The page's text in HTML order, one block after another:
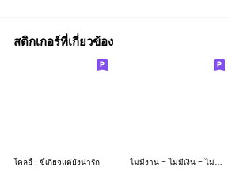
สติกเกอร์ที่เกี่ยวข้อง
โคลอี้ : ขี้เกียจแต่ยังน่ารัก ไม่มีงาน = ไม่มีเงิน = ไม่มีหวานใจ